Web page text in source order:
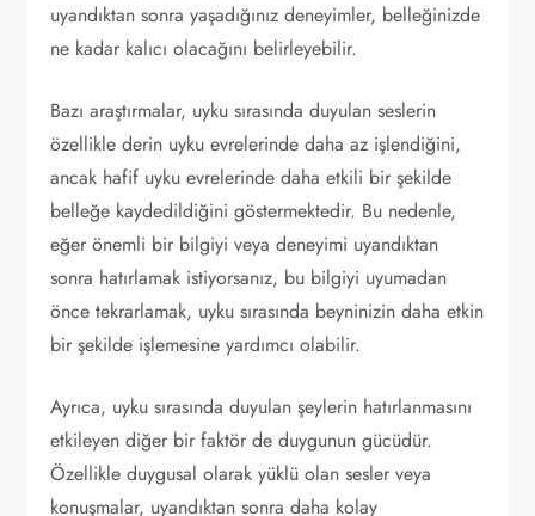
uyandıktan sonra yaşadığınız deneyimler, belleğinizde
ne kadar kalıcı olacağını belirleyebilir.
Bazı araştırmalar, uyku sırasında duyulan seslerin
özellikle derin uyku evrelerinde daha az işlendiğini,
ancak hafif uyku evrelerinde daha etkili bir şekilde
belleğe kaydedildiğini göstermektedir. Bu nedenle,
eğer önemli bir bilgiyi veya deneyimi uyandıktan
sonra hatırlamak istiyorsanız, bu bilgiyi uyumadan
önce tekrarlamak, uyku sırasında beyninizin daha etkin
bir şekilde işlemesine yardımcı olabilir.
Ayrıca, uyku sırasında duyulan şeylerin hatırlanmasını
etkileyen diğer bir faktör de duygunun gücüdür.
Özellikle duygusal olarak yüklü olan sesler veya
konuşmalar, uyandıktan sonra daha kolay